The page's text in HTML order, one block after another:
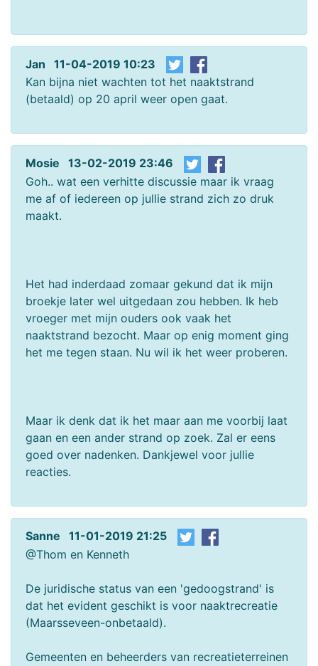
Jan 11-04-2019 10:23
Kan bijna niet wachten tot het naaktstrand
(betaald) op 20 april weer open gaat.
Mosie 13-02-2019 23:46
Goh.. wat een verhitte discussie maar ik vraag
me af of iedereen op jullie strand zich zo druk
maakt.
Het had inderdaad zomaar gekund dat ik mijn
broekje later wel uitgedaan zou hebben. Ik heb
vroeger met mijn ouders ook vaak het
naaktstrand bezocht. Maar op enig moment ging
het me tegen staan. Nu wil ik het weer proberen.
Maar ik denk dat ik het maar aan me voorbij laat
gaan en een ander strand op zoek. Zal er eens
goed over nadenken. Dankjewel voor jullie
reacties.
Sanne 11-01-2019 21:25
@Thom en Kenneth
De juridische status van een 'gedoogstrand' is
dat het evident geschikt is voor naaktrecreatie
(Maarsseveen-onbetaald).
Gemeenten en beheerders van recreatieterreinen